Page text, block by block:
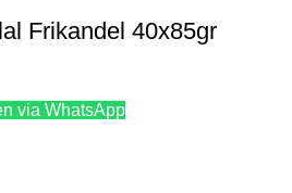
Frikandel 40x85gr
via WhatsApp